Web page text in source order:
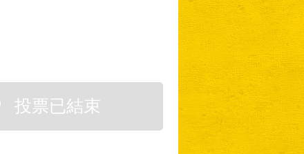
投票已結束